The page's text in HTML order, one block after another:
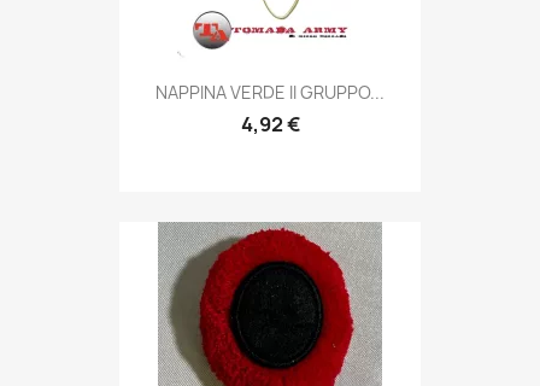
Anteprima
NAPPINA VERDE II GRUPPO...
4,92 €